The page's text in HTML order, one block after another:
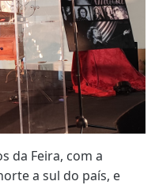
da Feira, com a
a sul do país, e